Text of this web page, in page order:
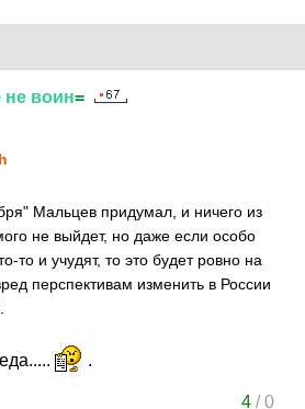
не воин=
Мальцев придумал, и ничего из
не выйдет, но даже если особо
то и учудят, то это будет ровно на
перспективам изменить в России
.
4/0